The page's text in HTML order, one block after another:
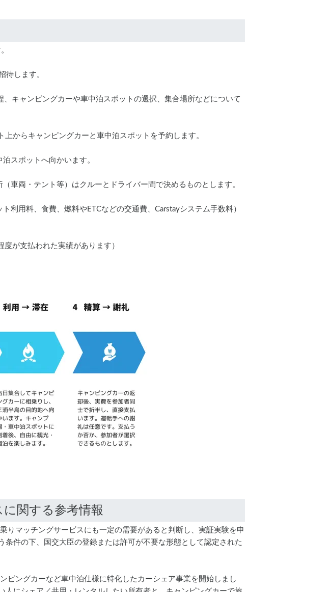
待します。
キャンピングカーや車中泊スポットの選択、集合場所などについて
からキャンピングカーと車中泊スポットを予約します。
スポットへ向かいます。
両・テント等）はクルーとドライバー間で決めるものとします。
用料、食費、燃料やETCなどの交通費、Carstayシステム手数料）
が支払われた実績があります）
りマッチングサービスにも一定の需要があると判断し、実証実験を申
件の下、国交大臣の登録または許可が不要な形態として認定された
ングカーなど車中泊仕様に特化したカーシェア事業を開始しまし